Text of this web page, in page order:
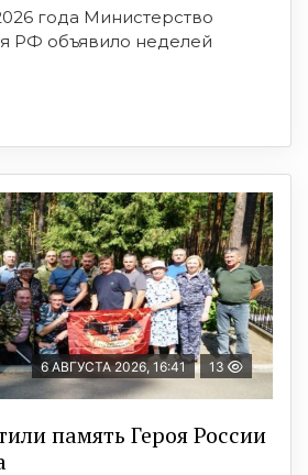
года Министерство
РФ объявило неделей
6 АВГУСТА 2026, 16:41 13
память Героя России